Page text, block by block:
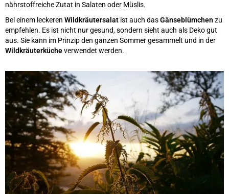
nährstoffreiche Zutat in Salaten oder Müslis.
Bei einem leckeren Wildkräutersalat ist auch dasGänseblümchen zu
empfehlen. Es ist nicht nur gesund, sondern sieht auch als Deko gut
aus. Sie kann im Prinzip den ganzen Sommer gesammelt und in der
Wildkräuterkücheverwendet werden.